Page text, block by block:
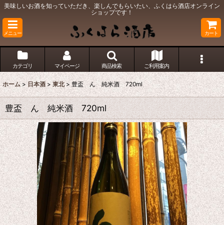
美味しいお酒を知っていただき、楽しんでもらいたい、ふくはら酒店オンライン
ショップです！
メニュー カート
カテゴリ マイページ 商品検索 ご利用案内
ホーム > 日本酒 > 東北 > 豊盃 ん 純米酒 720ml
豊盃 ん 純米酒 720ml